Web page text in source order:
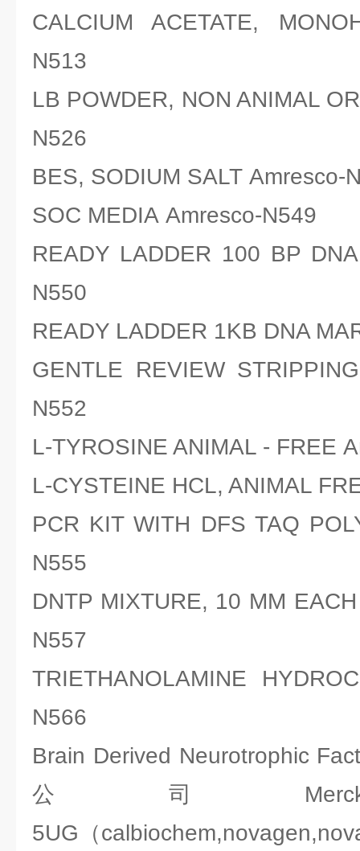
CALCIUM ACETATE,
N513
LB POWDER, NON ANIMAL
N526
BES, SODIUM SALT Amresco-
SOC MEDIA Amresco-N549
READY LADDER 100 BP
N550
READY LADDER 1KB DNA
GENTLE REVIEW
N552
L-TYROSINE ANIMAL - FREE
L-CYSTEINE HCL, ANIMAL
PCR KIT WITH DFS TAQ
N555
DNTP MIXTURE, 10 MM
N557
TRIETHANOLAMINE
N566
Brain Derived Neurotrophic
公司Merck
5UG（